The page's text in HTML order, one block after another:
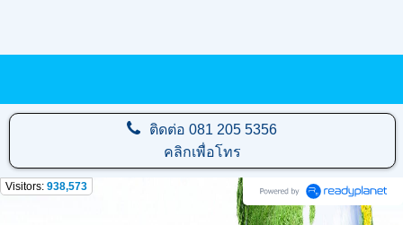
ติดต่อ081 205 5356
คลิกเพื่อโทร
Visitors: 938,573